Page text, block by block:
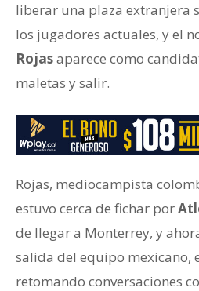
liberar una plaza extranjera
los jugadores actuales, y el
Rojasaparece como
maletas y salir.
Rojas, mediocampista
estuvo cerca de fichar por
de llegar a Monterrey, y
salida del equipo mexicano,
retomando conversaciones